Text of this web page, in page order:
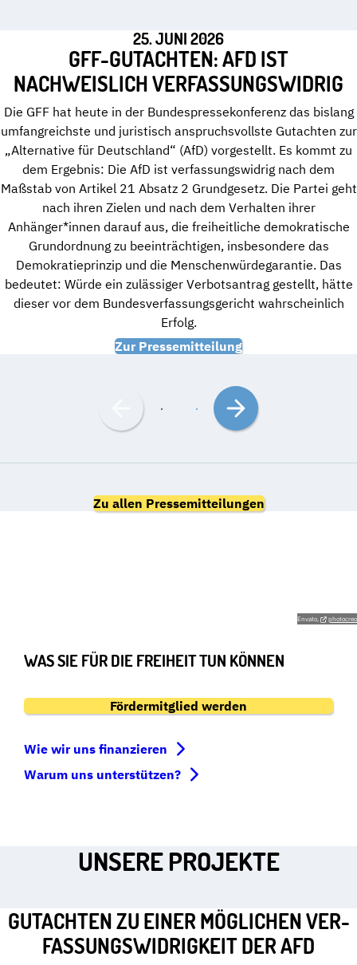
25. JUNI 2026
GFF-GUTACHTEN: AFD IST
NACHWEISLICH VERFASSUNGSWIDRIG
Die GFF hat heute in der Bundespressekonferenz das bislang
umfangreichste und juristisch anspruchsvollste Gutachten zur
„Alternative für Deutschland“ (AfD) vorgestellt. Es kommt zu
dem Ergebnis: Die AfD ist verfassungswidrig nach dem
Maßstab von Artikel 21 Absatz 2 Grundgesetz. Die Partei geht
nach ihren Zielen und nach dem Verhalten ihrer
Anhänger*innen darauf aus, die freiheitliche demokratische
Grundordnung zu beeinträchtigen, insbesondere das
Demokratieprinzip und die Menschenwürdegarantie. Das
bedeutet: Würde ein zulässiger Verbotsantrag gestellt, hätte
dieser vor dem Bundesverfassungsgericht wahrscheinlich
Erfolg.
Zur Pressemitteilung
Nach
links
Nach
rechts
Zu allen Pressemitteilungen
Envato, photocreo
WAS SIE FÜR DIE FREIHEIT TUN KÖNNEN
Fördermitglied werden
Wie wir uns finanzieren
Warum uns unterstützen?
UNSERE PROJEKTE
GUTACHTEN ZU EINER MÖGLICHEN VER­
FAS­SUNGS­WI­DRIG­KEIT DER AFD